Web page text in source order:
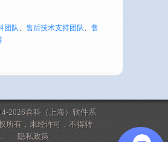
团队、 售后技术支持团队、 售
2026喜科（上海）软件系
所有，未经许可，不得转
。
隐私政策